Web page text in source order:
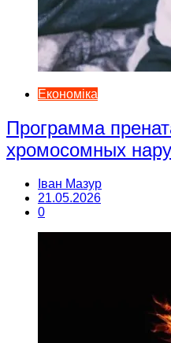
Економіка
Программа
хромосомных
Іван Мазур
21.05.2026
0